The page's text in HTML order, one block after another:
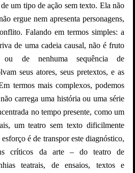
um tipo de ação sem texto. Ela não
ergue nem apresenta personagens,
Falando em termos simples: a
de uma cadeia causal, não é fruto
de nenhuma sequência de
seus atores, seus pretextos, e as
termos mais complexos, podemos
carrega uma história ou uma série
no tempo presente, como um
um teatro sem texto dificilmente
é de transpor este diagnóstico,
críticos da arte – do teatro de
teatrais, de ensaios, textos e